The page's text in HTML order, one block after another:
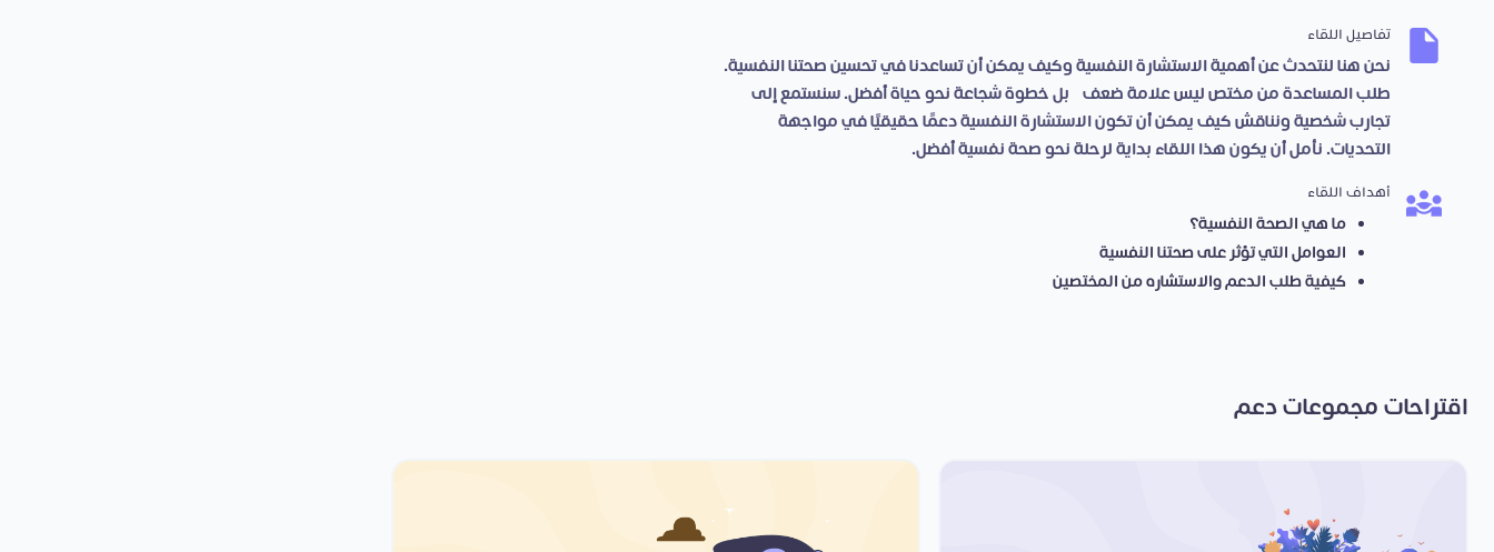
تفاصيل اللقاء
نحن هنا لنتحدث عن أهمية الاستشارة النفسية وكيف يمكن أن تساعدنا في تحسين صحتنا النفسية.
طلب المساعدة من مختص ليس علامة ضعف، بل خطوة شجاعة نحو حياة أفضل. سنستمع إلى
تجارب شخصية ونناقش كيف يمكن أن تكون الاستشارة النفسية دعمًا حقيقيًا في مواجهة
التحديات. نأمل أن يكون هذا اللقاء بداية لرحلة نحو صحة نفسية أفضل.
أهداف اللقاء
ما هي الصحة النفسية؟
العوامل التي تؤثر على صحتنا النفسية
كيفية طلب الدعم والاستشاره من المختصين
اقتراحات مجموعات دعم